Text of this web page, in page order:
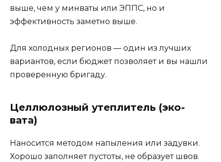
выше, чем у минваты или ЭППС, но и
эффективность заметно выше.
Для холодных регионов — один из лучших
вариантов, если бюджет позволяет и вы нашли
проверенную бригаду.
Целлюлозный утеплитель (эко-
вата)
Наносится методом напыления или задувки.
Хорошо заполняет пустоты, не образует швов.